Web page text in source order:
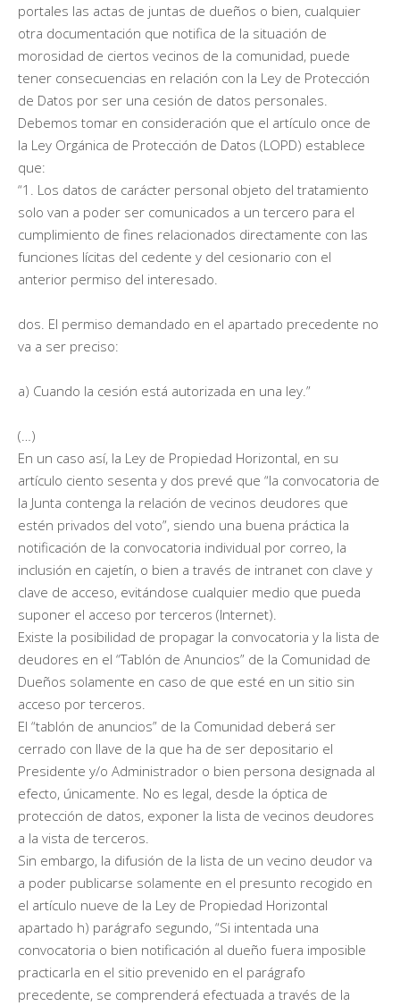
portales las actas de juntas de dueños o bien, cualquier
otra documentación que notifica de la situación de
morosidad de ciertos vecinos de la comunidad, puede
tener consecuencias en relación con la Ley de Protección
de Datos por ser una cesión de datos personales.
Debemos tomar en consideración que el artículo once de
la Ley Orgánica de Protección de Datos (LOPD) establece
que:
“1. Los datos de carácter personal objeto del tratamiento
solo van a poder ser comunicados a un tercero para el
cumplimiento de fines relacionados directamente con las
funciones lícitas del cedente y del cesionario con el
anterior permiso del interesado.
dos. El permiso demandado en el apartado precedente no
va a ser preciso:
a) Cuando la cesión está autorizada en una ley.”
(…)
En un caso así, la Ley de Propiedad Horizontal, en su
artículo ciento sesenta y dos prevé que “la convocatoria de
la Junta contenga la relación de vecinos deudores que
estén privados del voto”, siendo una buena práctica la
notificación de la convocatoria individual por correo, la
inclusión en cajetín, o bien a través de intranet con clave y
clave de acceso, evitándose cualquier medio que pueda
suponer el acceso por terceros (Internet).
Existe la posibilidad de propagar la convocatoria y la lista de
deudores en el “Tablón de Anuncios” de la Comunidad de
Dueños solamente en caso de que esté en un sitio sin
acceso por terceros.
El “tablón de anuncios” de la Comunidad deberá ser
cerrado con llave de la que ha de ser depositario el
Presidente y/o Administrador o bien persona designada al
efecto, únicamente. No es legal, desde la óptica de
protección de datos, exponer la lista de vecinos deudores
a la vista de terceros.
Sin embargo, la difusión de la lista de un vecino deudor va
a poder publicarse solamente en el presunto recogido en
el artículo nueve de la Ley de Propiedad Horizontal
apartado h) parágrafo segundo, “Si intentada una
convocatoria o bien notificación al dueño fuera imposible
practicarla en el sitio prevenido en el parágrafo
precedente, se comprenderá efectuada a través de la